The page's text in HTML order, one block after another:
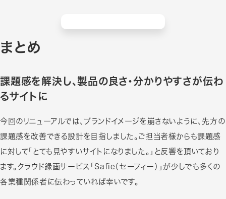
まとめ
課題感を解決し、製品の良さ・分かりやすさが伝わ
るサイトに
今回のリニューアルでは、ブランドイメージを崩さないように、先方の
課題感を改善できる設計を目指しました。ご担当者様からも課題感
に対して「とても見やすいサイトになりました。」と反響を頂いており
ます。クラウド録画サービス「Safie（セーフィー）」が少しでも多くの
各業種関係者に伝わっていれば幸いです。